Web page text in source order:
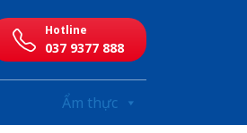
Hotline
037 9377 888
Ẩm thực